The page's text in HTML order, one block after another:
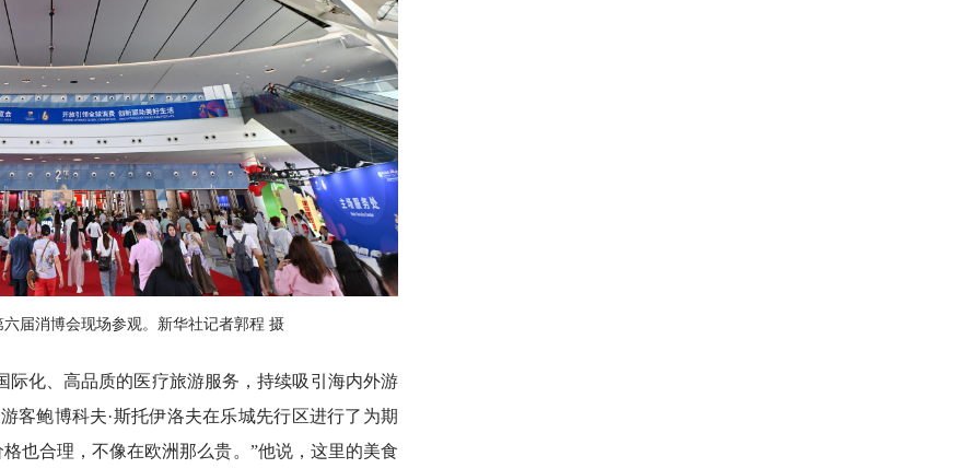
六届消博会现场参观。新华社记者郭程 摄
际化、高品质的医疗旅游服务，持续吸引海内外游
客鲍博科夫·斯托伊洛夫在乐城先行区进行了为期
也合理，不像在欧洲那么贵。”他说，这里的美食